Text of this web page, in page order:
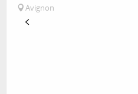
Avignon